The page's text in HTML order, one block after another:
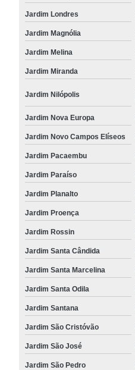
Jardim Londres
Jardim Magnólia
Jardim Melina
Jardim Miranda
Jardim Nilópolis
Jardim Nova Europa
Jardim Novo Campos Elíseos
Jardim Pacaembu
Jardim Paraíso
Jardim Planalto
Jardim Proença
Jardim Rossin
Jardim Santa Cândida
Jardim Santa Marcelina
Jardim Santa Odila
Jardim Santana
Jardim São Cristóvão
Jardim São José
Jardim São Pedro